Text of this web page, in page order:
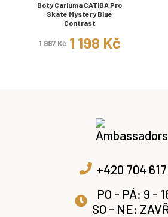
Boty Cariuma CATIBA Pro
Skate Mystery Blue
Contrast
1 997 Kč 1 198 Kč
+420 704
PO - PÁ: 9 -
SO - NE: